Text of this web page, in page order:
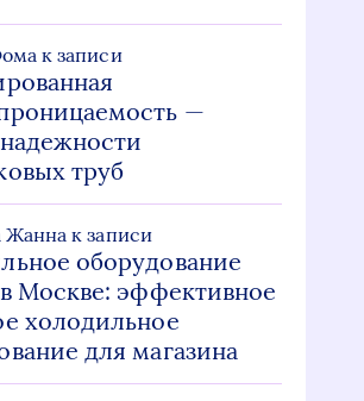
к записи
—
труб
Жаннак записи
оборудование
Москве: эффективное
холодильное
для магазина